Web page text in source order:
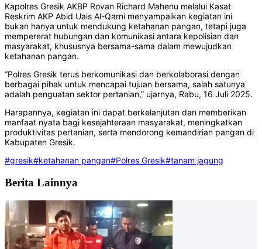
Kapolres Gresik AKBP Rovan Richard Mahenu melalui Kasat
Reskrim AKP Abid Uais Al-Qarni menyampaikan kegiatan ini
bukan hanya untuk mendukung ketahanan pangan, tetapi juga
mempererat hubungan dan komunikasi antara kepolisian dan
masyarakat, khususnya bersama-sama dalam mewujudkan
ketahanan pangan.
“Polres Gresik terus berkomunikasi dan berkolaborasi dengan
berbagai pihak untuk mencapai tujuan bersama, salah satunya
adalah penguatan sektor pertanian,” ujarnya, Rabu, 16 Juli 2025.
Harapannya, kegiatan ini dapat berkelanjutan dan memberikan
manfaat nyata bagi kesejahteraan masyarakat, meningkatkan
produktivitas pertanian, serta mendorong kemandirian pangan di
Kabupaten Gresik.
#gresik#ketahanan pangan#Polres Gresik#tanam jagung
Berita Lainnya